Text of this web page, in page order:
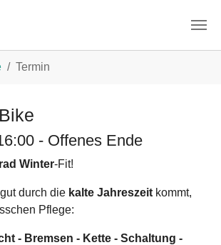
Termin
- Offenes Ende
Winter-Fit!
durch die kalte Jahreszeit kommt,
Pflege:
- Bremsen - Kette - Schaltung -